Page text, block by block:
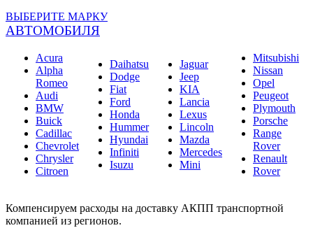
ВЫБЕРИТЕ МАРКУ
АВТОМОБИЛЯ
Acura
Alpha
Romeo
Audi
BMW
Buick
Cadillac
Chevrolet
Chrysler
Citroen
Daihatsu
Dodge
Fiat
Ford
Honda
Hummer
Hyundai
Infiniti
Isuzu
Jaguar
Jeep
KIA
Lancia
Lexus
Lincoln
Mazda
Mercedes
Mini
Mitsubishi
Nissan
Opel
Peugeot
Plymouth
Porsche
Range
Rover
Renault
Rover
Компенсируем расходы на доставку АКПП транспортной
компанией из регионов.